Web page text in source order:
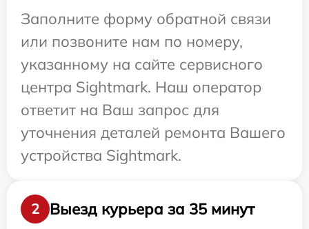
Заполните форму обратной связи
или позвоните нам по номеру,
указанному на сайте сервисного
центра Sightmark. Наш оператор
ответит на Ваш запрос для
уточнения деталей ремонта Вашего
устройства Sightmark.
2
Выезд курьера за 35 минут